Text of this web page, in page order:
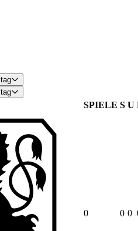
SPIELE S U
0 0 0